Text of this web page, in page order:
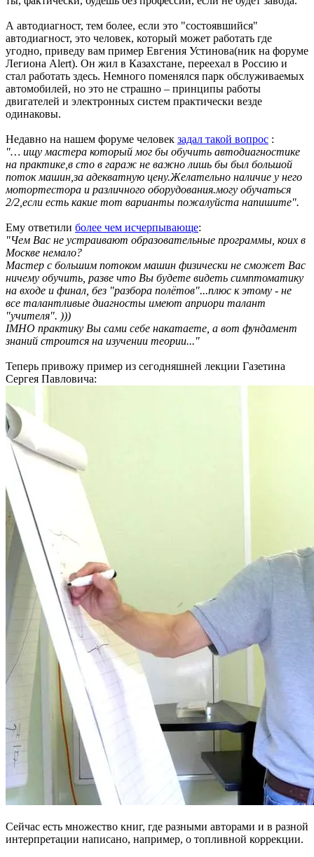
А автодиагност, тем более, если это "состоявшийся"
автодиагност, это человек, который может работать где
угодно, приведу вам пример Евгения Устинова(ник на форуме
Легиона Alert). Он жил в Казахстане, переехал в Россию и
стал работать здесь. Немного поменялся парк обслуживаемых
автомобилей, но это не страшно – принципы работы
двигателей и электронных систем практически везде
одинаковы.
Недавно на нашем форуме человек задал такой вопрос :
"… ищу мастера который мог бы обучить автодиагностике
на практике,в сто в гараж не важно лишь бы был большой
поток машин,за адекватную цену.Желательно наличие у него
мотортестора и различного оборудования.могу обучаться
2/2,если есть какие тот варианты пожалуйста напишите".
Ему ответили более чем исчерпывающе:
"Чем Вас не устраивают образовательные программы, коих в
Москве немало?
Мастер с большим потоком машин физически не сможет Вас
ничему обучить, разве что Вы будете видеть симптоматику
на входе и финал, без "разбора полётов"...плюс к этому - не
все талантливые диагносты имеют априори талант
"учителя". )))
IMHO практику Вы сами себе накатаете, а вот фундамент
знаний строится на изучении теории..."
Теперь привожу пример из сегодняшней лекции Газетина
Сергея Павловича:
Сейчас есть множество книг, где разными авторами и в разной
интерпретации написано, например, о топливной коррекции.